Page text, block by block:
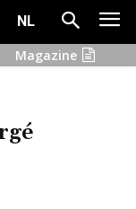
NL
Magazine